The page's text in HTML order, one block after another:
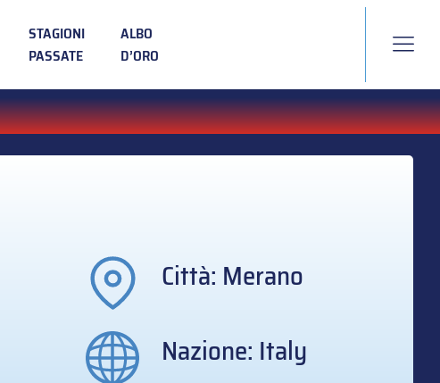
STAGIONI
PASSATE
ALBO
D’ORO
Città: Merano
Nazione: Italy